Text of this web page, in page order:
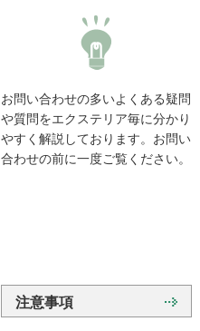
お問い合わせの多いよくある疑問
や質問をエクステリア毎に分かり
やすく解説しております。お問い
合わせの前に一度ご覧ください。
注意事項